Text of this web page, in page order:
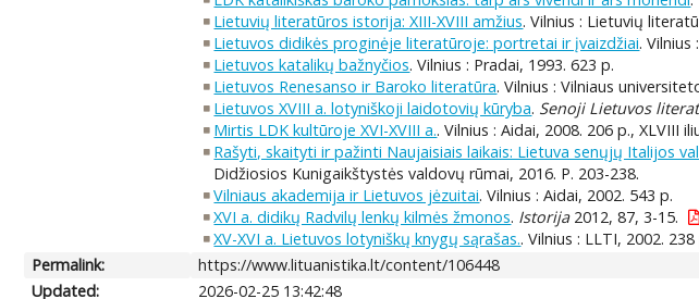
Lietuvių literatūros istorija: XIII-XVIII amžius. Vilnius : Lietuvių
Lietuvos didikės proginėje literatūroje: portretai ir įvaizdžiai. Vilnius
Lietuvos katalikų bažnyčios. Vilnius : Pradai, 1993. 623 p.
Lietuvos Renesanso ir Baroko literatūra. Vilnius : Vilniaus
Lietuvos XVIII a. lotyniškoji laidotovių kūryba. Senoji Lietuvos
Mirtis LDK kultūroje XVI-XVIII a.. Vilnius : Aidai, 2008. 206 p., XLVIII
Rašyti, skaityti ir pažinti Naujaisiais laikais: Lietuva senųjų Italijos
Didžiosios Kunigaikštystės valdovų rūmai, 2016. P. 203-238.
Vilniaus akademija ir Lietuvos jėzuitai. Vilnius : Aidai, 2002. 543 p.
XVI a. didikų Radvilų lenkų kilmės žmonos. Istorija2012, 87, 3-15.
XV-XVI a. Lietuvos lotyniškų knygų sąrašas.. Vilnius : LLTI, 2002. 238
Permalink:
https://www.lituanistika.lt/content/106448
Updated:
2026-02-25 13:42:48